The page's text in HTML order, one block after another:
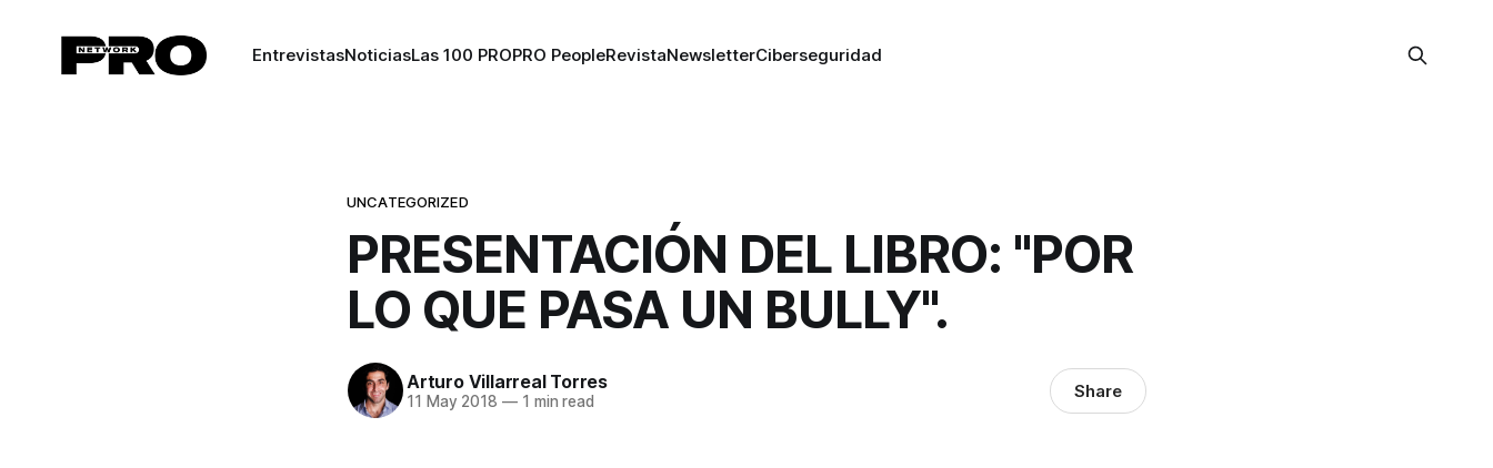
EntrevistasNoticiasLas 100 PROPRO PeopleRevistaNewsletterCiberseguridad
UNCATEGORIZED
PRESENTACIÓN DEL LIBRO: "POR
LO QUE PASA UN BULLY".
Arturo Villarreal Torres
11 May 2018 —1 min read Share